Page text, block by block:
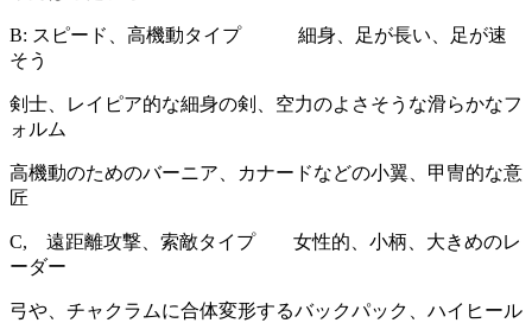
B: スピード、高機動タイプ 細身、足が長い、足が速
そう
剣士、レイピア的な細身の剣、空力のよさそうな滑らかなフ
ォルム
高機動のためのバーニア、カナードなどの小翼、甲冑的な意
匠
C, 遠距離攻撃、索敵タイプ 女性的、小柄、大きめのレ
ーダー
弓や、チャクラムに合体変形するバックパック、ハイヒール